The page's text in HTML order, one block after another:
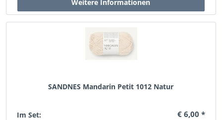
SANDNES Mandarin Petit 1012 Natur
Im Set: € 6,00 *